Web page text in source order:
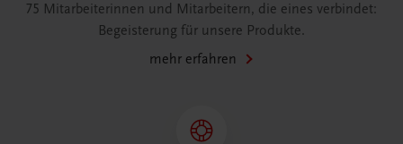
75 Mitarbeiterinnen und Mitarbeitern, die eines verbindet:
Begeisterung für unsere Produkte.
mehr erfahren